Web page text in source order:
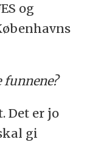
og
funnene?
Det er jo
gi